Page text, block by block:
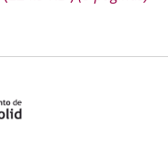
aplicaciónaplicación